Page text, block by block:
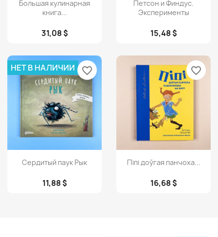
Большая кулинарная
книга...
31,08 $
Петсон и Финдус.
Эксперименты
15,48 $
Просмотр
Сердитый паук Рык
11,88 $
НЕТ В НАЛИЧИИ favorite_border
Просмотр
Піпі доўгая панчоха...
16,68 $
favorite_border